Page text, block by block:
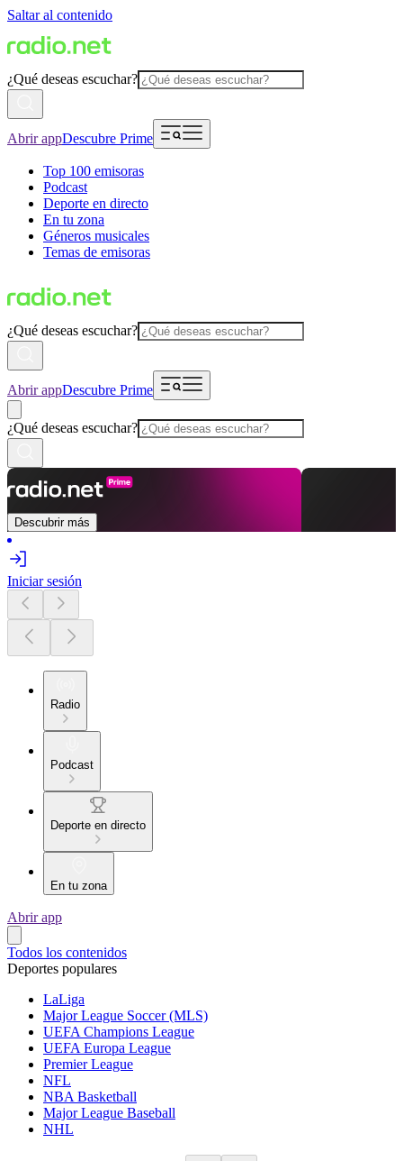
Saltar al contenido
¿Qué deseas escuchar?
Abrir appDescubre Prime
Top 100 emisoras
Podcast
Deporte en directo
En tu zona
Géneros musicales
Temas de emisoras
¿Qué deseas escuchar?
Abrir appDescubre Prime
¿Qué deseas escuchar?
Descubrir más
Iniciar sesión
Radio
Podcast
Deporte en directo
En tu zona
Abrir app
Todos los contenidos
Deportes populares
LaLiga
Major League Soccer (MLS)
UEFA Champions League
UEFA Europa League
Premier League
NFL
NBA Basketball
Major League Baseball
NHL